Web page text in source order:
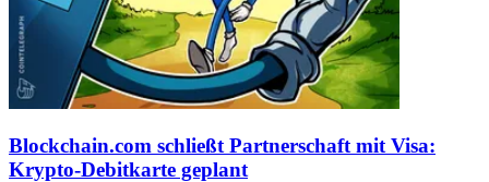
Blockchain.com schließt Partnerschaft mit Visa:
Krypto-Debitkarte geplant